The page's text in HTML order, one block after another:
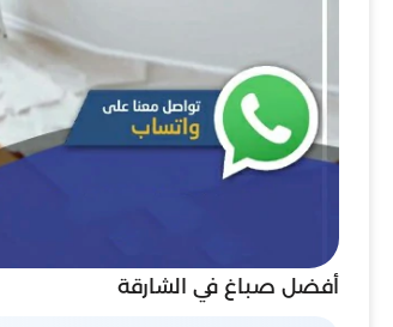
أفضل صباغ في الشارقة